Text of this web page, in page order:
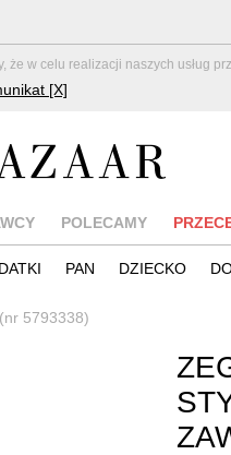
w celu realizacji naszych usług
[X]
POLECAMY
PAN DZIECKO
5793338)